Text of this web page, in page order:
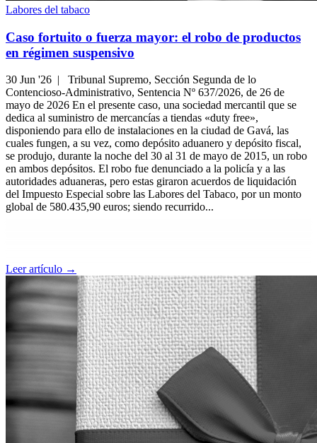
Labores del tabaco
Caso fortuito o fuerza mayor: el robo de productos
en régimen suspensivo
30 Jun '26 |
Tribunal Supremo, Sección Segunda de lo
Contencioso-Administrativo, Sentencia Nº 637/2026, de 26 de
mayo de 2026 En el presente caso, una sociedad mercantil que se
dedica al suministro de mercancías a tiendas «duty free»,
disponiendo para ello de instalaciones en la ciudad de Gavá, las
cuales fungen, a su vez, como depósito aduanero y depósito fiscal,
se produjo, durante la noche del 30 al 31 de mayo de 2015, un robo
en ambos depósitos. El robo fue denunciado a la policía y a las
autoridades aduaneras, pero estas giraron acuerdos de liquidación
del Impuesto Especial sobre las Labores del Tabaco, por un monto
global de 580.435,90 euros; siendo recurrido...
Leer artículo →